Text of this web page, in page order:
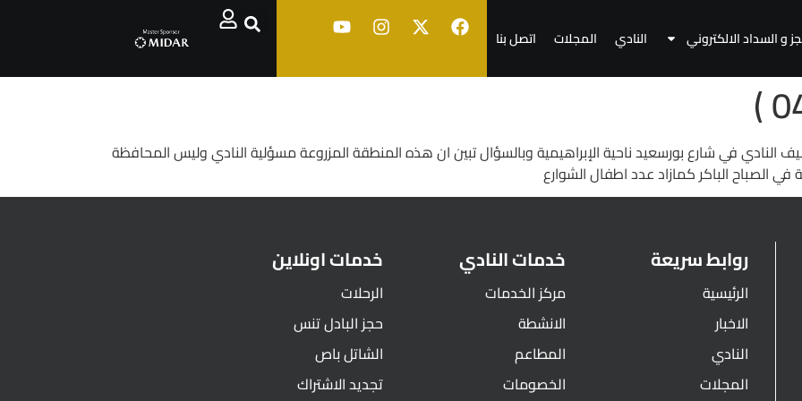
و السداد الالكتروني النادي المجلات اتصل بنا
في شارع بورسعيد ناحية الإبراهيمية وبالسؤال تبين ان هذه المنطقة المزروعة مسؤلية النادي وليس المحافظة
الباكر كمازاد عدد اطفال الشوارع
روابط سريعة
الرئيسية
الاخبار
النادي
المجلات
خدمات النادي
مركز الخدمات
الانشطة
المطاعم
الخصومات
خدمات اونلاين
الرحلات
حجز البادل تنس
الشاتل باص
تجديد الاشتراك